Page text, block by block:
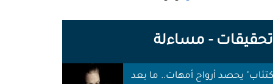
تحقيقات - مساءلة
يحصد أرواح أمهات.. ما بعد